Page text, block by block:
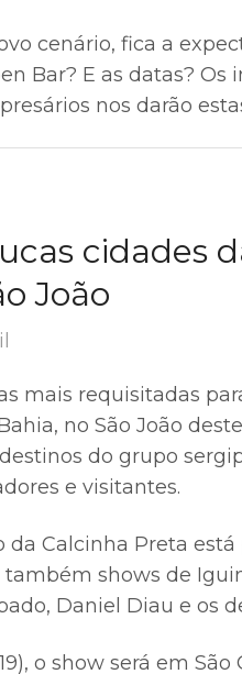
cenário, fica a
Bar? E as datas?
nos darão
cidades
João
mais requisitadas
no São João
do grupo
e visitantes.
da Calcinha Preta
shows de
Daniel Diau e os
o show será em